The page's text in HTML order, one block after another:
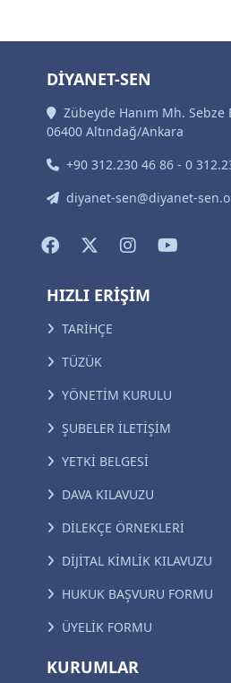
DİYANET-SEN
Zübeyde Hanım Mh.
06400 Altındağ/Ankara
+90 312.230 46 86 - 0
diyanet-sen@diyanet-
HIZLI ERİŞİM
TARİHÇE
TÜZÜK
YÖNETİM KURULU
ŞUBELER İLETİŞİM
YETKİ BELGESİ
DAVA KILAVUZU
DİLEKÇE ÖRNEKLERİ
DİJİTAL KİMLİK KILAVUZU
HUKUK BAŞVURU FORMU
ÜYELİK FORMU
KURUMLAR